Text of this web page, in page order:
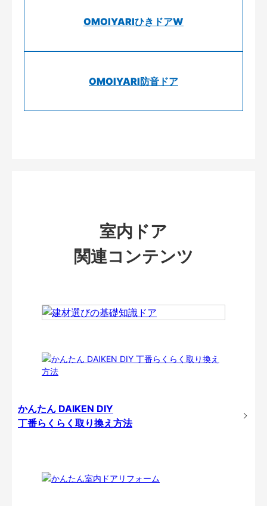
OMOIYARIひきドアW
OMOIYARI防音ドア
室内ドア
関連コンテンツ
かんたん DAIKEN DIY
丁番らくらく取り換え方法